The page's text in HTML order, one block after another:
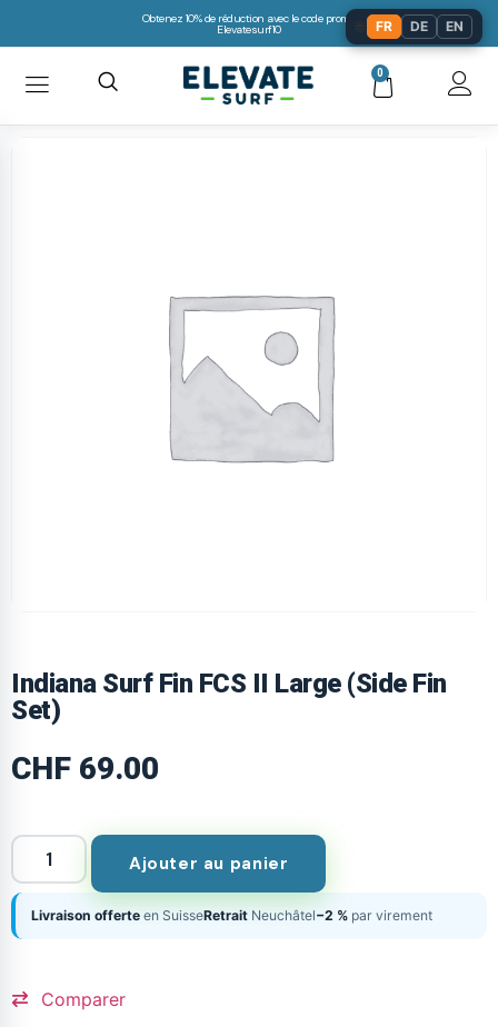
Obtenez 10% de réduction avec le code promo:
Elevatesurf10
0
Indiana Surf Fin FCS II Large (Side Fin
Set)
CHF 69.00
Ajouter au panier
Livraison offerte en SuisseRetrait Neuchâtel−2 % par virement
Comparer
FR DE EN